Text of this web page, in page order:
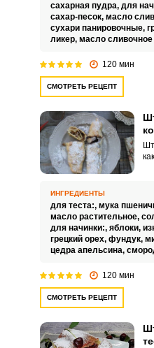
сахарная пудра, для
сахар-песок, масло
сухари панировочные,
ликер, масло сливочное
120 мин
СМОТРЕТЬ РЕЦЕПТ
а
ИНГРЕДИЕНТЫ
для теста:, мука
масло растительное,
для начинки:, яблоки,
грецкий орех, фундук,
цедра апельсина,
120 мин
СМОТРЕТЬ РЕЦЕПТ